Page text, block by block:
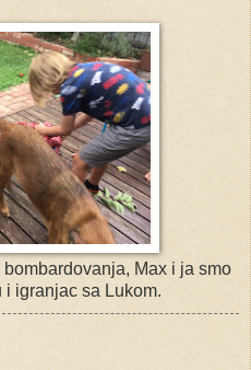
Max i ja smo
igranjac sa Lukom.